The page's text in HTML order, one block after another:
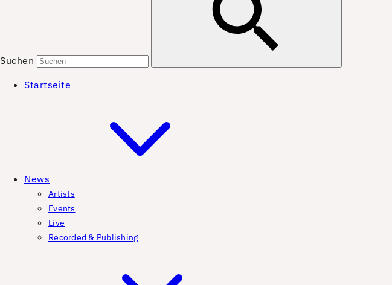
Suchen
Startseite
News
Artists
Events
Live
Recorded & Publishing